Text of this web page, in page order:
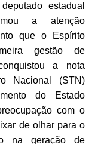
estadual
a atenção
que o Espírito
gestão de
a nota
Nacional (STN)
do Estado
com o
de olhar para o
na geração de